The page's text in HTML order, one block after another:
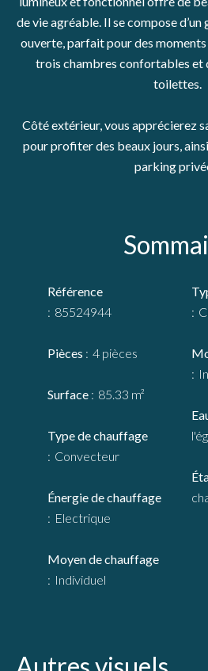
de vie agréable. Il se compose
ouverte, parfait pour des
trois chambres confortables et
toilettes.
Côté extérieur, vous apprécierez
pour profiter des beaux jours,
parking
Référence
85524944
Pièces 4 pièces
Surface 85.33 m²
Type de chauffage
Convecteur
Énergie de chauffage
Electrique
Moyen de chauffage
Individuel